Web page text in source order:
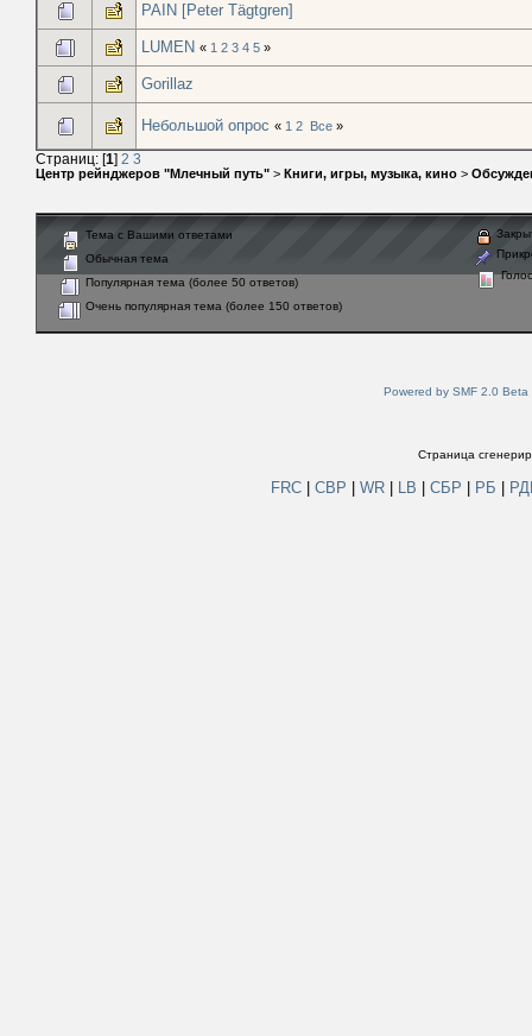
PAIN [Peter Tägtgren]
LUMEN « 1 2 3 4 5 »
Gorillaz
Небольшой опрос « 1 2 Все »
Страниц: [1] 2 3
Центр рейнджеров "Млечный путь" > Книги, игры, музыка, кино >
Тема с Вашими ответами
Обычная тема
Популярная тема (более 50 ответов)
Очень популярная тема (более 150 ответов)
Powered by SMF 2.0 Beta
Страница
FRC СВР WR LB СБР РБ